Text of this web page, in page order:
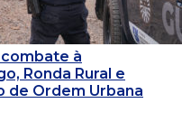
à
Ronda Rural e
de Ordem Urbana